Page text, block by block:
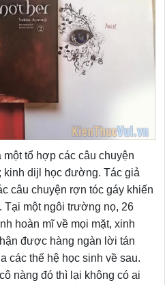
tổ hợp các câu chuyện
kinh dijl học đường. Tác giả
câu chuyện rợn tóc gáy khiến
Tại một ngôi trường nọ, 26
hoàn mĩ về mọi mặt, xinh
được hàng ngàn lời tán
các thế hệ học sinh về sau.
nàng đó thì lại không có ai